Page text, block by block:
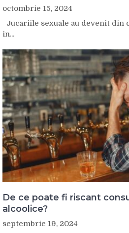
octombrie 15, 2024
Jucariile sexuale au devenit din
in...
De ce poate fi riscant
alcoolice?
septembrie 19, 2024